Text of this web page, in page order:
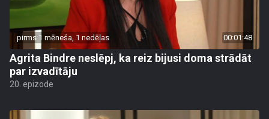
pirms 1 mēneša, 1 nedēļas 00:01:48
Agrita Bindre neslēpj, ka reiz bijusi doma strādāt
par izvadītāju
20. epizode